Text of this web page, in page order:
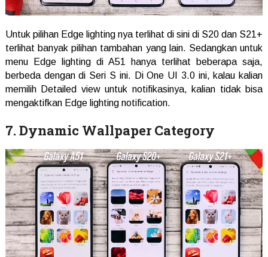
Untuk pilihan Edge lighting nya terlihat di sini di S20 dan S21+
terlihat banyak pilihan tambahan yang lain. Sedangkan untuk
menu Edge lighting di A51 hanya terlihat beberapa saja,
berbeda dengan di Seri S ini. Di One UI 3.0 ini, kalau kalian
memilih Detailed view untuk notifikasinya, kalian tidak bisa
mengaktifkan Edge lighting notification.
7. Dynamic Wallpaper Category